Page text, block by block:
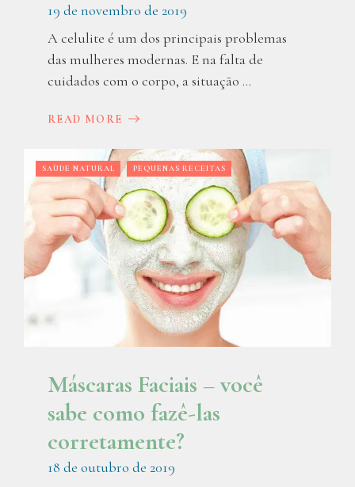
19 de novembro de 2019
A celulite é um dos principais problemas
das mulheres modernas. E na falta de
cuidados com o corpo, a situação ...
READ MORE
SAÚDE NATURAL PEQUENAS RECEITAS
Máscaras Faciais – você
sabe como fazê-las
corretamente?
18 de outubro de 2019